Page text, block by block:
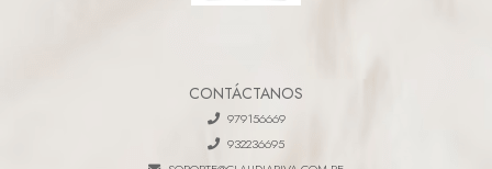
CONTÁCTANOS
979156669
932236695